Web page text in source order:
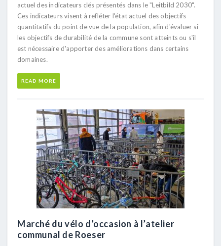
actuel des indicateurs clés présentés dans le "Leitbild 2030".
Ces indicateurs visent à refléter l'état actuel des objectifs
quantitatifs du point de vue de la population, afin d'évaluer si
les objectifs de durabilité de la commune sont atteints ou s'il
est nécessaire d'apporter des améliorations dans certains
domaines.
READ MORE
Marché du vélo d’occasion à l’atelier
communal de Roeser